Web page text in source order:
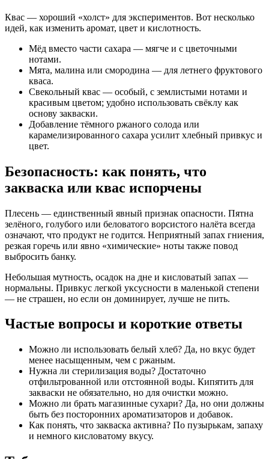
Квас — хороший «холст» для экспериментов. Вот несколько
идей, как изменить аромат, цвет и кислотность.
Мёд вместо части сахара — мягче и с цветочными
нотами.
Мята, малина или смородина — для летнего фруктового
кваса.
Свекольный квас — особый, с землистыми нотами и
красивым цветом; удобно использовать свёклу как
основу закваски.
Добавление тёмного ржаного солода или
карамелизированного сахара усилит хлебный привкус и
цвет.
Безопасность: как понять, что
закваска или квас испорчены
Плесень — единственный явный признак опасности. Пятна
зелёного, голубого или беловатого ворсистого налёта всегда
означают, что продукт не годится. Неприятный запах гниения,
резкая горечь или явно «химические» ноты также повод
выбросить банку.
Небольшая мутность, осадок на дне и кисловатый запах —
нормальны. Привкус легкой уксусности в маленькой степени
— не страшен, но если он доминирует, лучше не пить.
Частые вопросы и короткие ответы
Можно ли использовать белый хлеб? Да, но вкус будет
менее насыщенным, чем с ржаным.
Нужна ли стерилизация воды? Достаточно
отфильтрованной или отстоянной воды. Кипятить для
закваски не обязательно, но для очистки можно.
Можно ли брать магазинные сухари? Да, но они должны
быть без посторонних ароматизаторов и добавок.
Как понять, что закваска активна? По пузырькам, запаху
и немного кисловатому вкусу.